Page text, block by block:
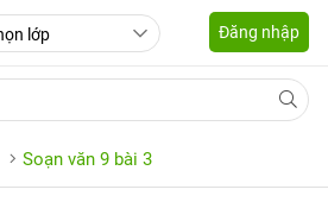
Đăng nhập
Soạn văn 9 bài 3